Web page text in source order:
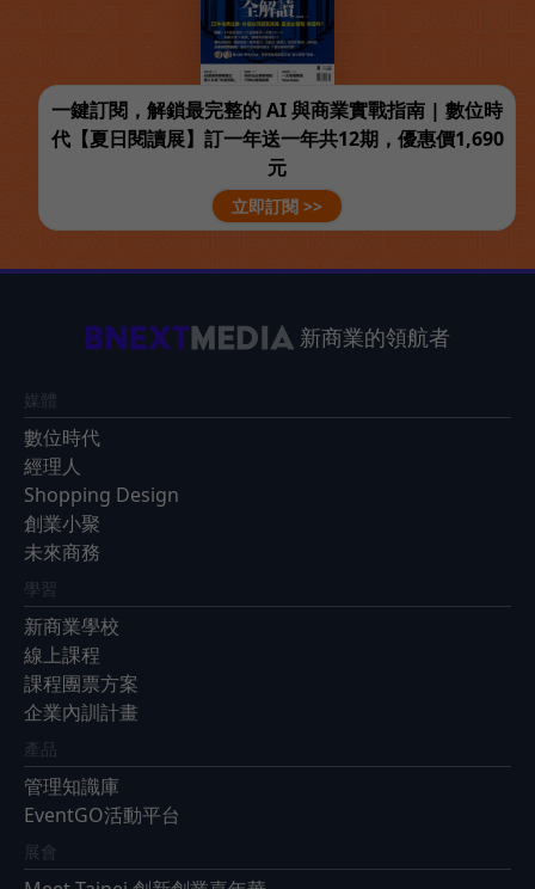
一鍵訂閱，解鎖最完整的 AI 與商業實戰指南 | 數位時
代【夏日閱讀展】訂一年送一年共12期，優惠價1,690
元
立即訂閱 >>
新商業的領航者
媒體
數位時代
經理人
Shopping Design
創業小聚
未來商務
學習
新商業學校
線上課程
課程團票方案
企業內訓計畫
產品
管理知識庫
EventGO活動平台
展會